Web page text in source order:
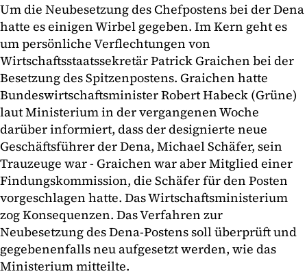
Um die Neubesetzung des Chefpostens bei der Dena
hatte es einigen Wirbel gegeben. Im Kern geht es
um persönliche Verflechtungen von
Wirtschaftsstaatssekretär Patrick Graichen bei der
Besetzung des Spitzenpostens. Graichen hatte
Bundeswirtschaftsminister Robert Habeck (Grüne)
laut Ministerium in der vergangenen Woche
darüber informiert, dass der designierte neue
Geschäftsführer der Dena, Michael Schäfer, sein
Trauzeuge war - Graichen war aber Mitglied einer
Findungskommission, die Schäfer für den Posten
vorgeschlagen hatte. Das Wirtschaftsministerium
zog Konsequenzen. Das Verfahren zur
Neubesetzung des Dena-Postens soll überprüft und
gegebenenfalls neu aufgesetzt werden, wie das
Ministerium mitteilte.